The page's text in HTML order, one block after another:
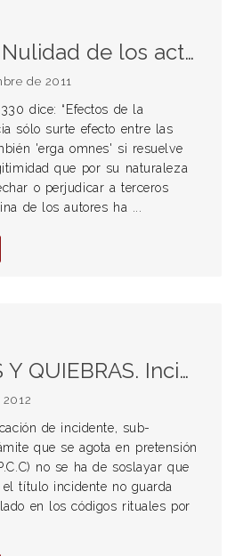
Derecho hispanoamericano. Códigos o leyes procesales contencioso administrativas de las Provincias argentinas.
de 2011
dice: “Efectos de la
sólo surte efecto entre las
'erga omnes' si resuelve
que por su naturaleza
o perjudicar a terceros
de los autores ha ...
simple trámite. Honorarios. Regulación. Determinación de su cuantía.
de incidente, sub-
que se agota en pretensión
no se ha de soslayar que
título incidente no guarda
en los códigos rituales por